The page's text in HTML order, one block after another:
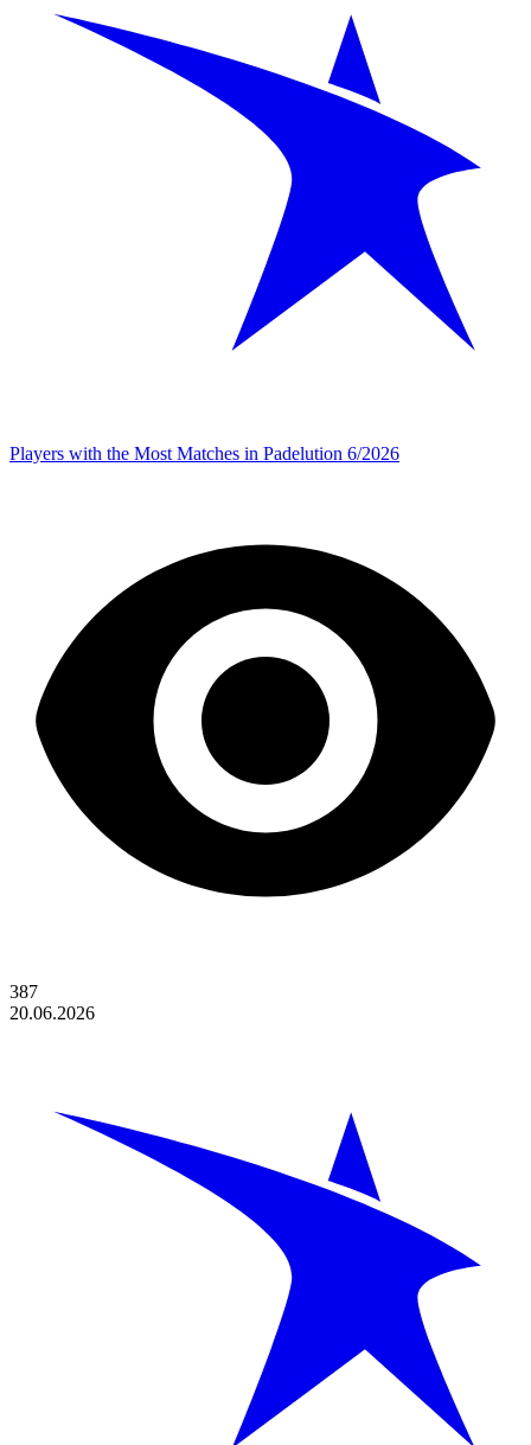
Players with the Most Matches in Padelution 6/2026
387
20.06.2026